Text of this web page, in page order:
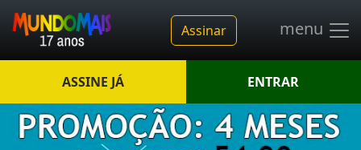
Assinar menu
ASSINE JÁ ENTRAR